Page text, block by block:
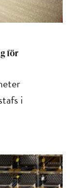
för
i